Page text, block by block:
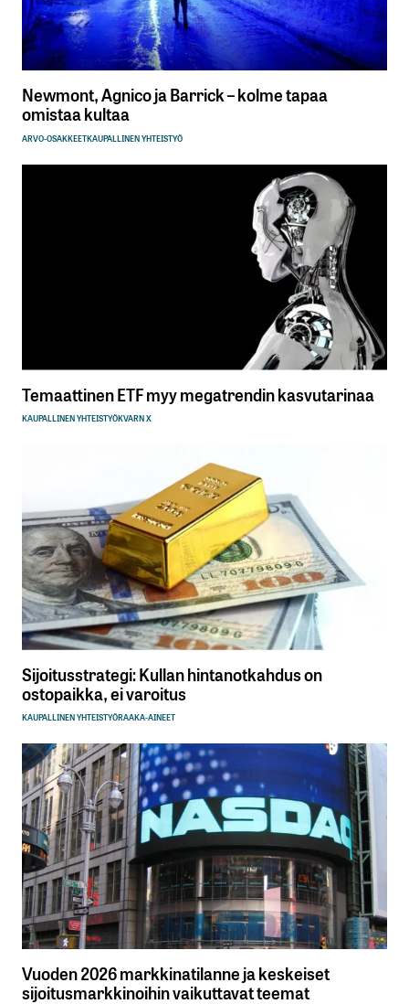
Newmont, Agnico ja Barrick – kolme tapaa
omistaa kultaa
ARVO-OSAKKEETKAUPALLINEN YHTEISTYÖ
Temaattinen ETF myy megatrendin kasvutarinaa
KAUPALLINEN YHTEISTYÖKVARN X
Sijoitusstrategi: Kullan hintanotkahdus on
ostopaikka, ei varoitus
KAUPALLINEN YHTEISTYÖRAAKA-AINEET
Vuoden 2026 markkinatilanne ja keskeiset
sijoitusmarkkinoihin vaikuttavat teemat